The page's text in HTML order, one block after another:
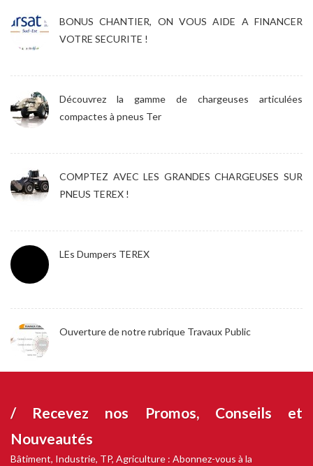
BONUS CHANTIER, ON VOUS AIDE A FINANCER
VOTRE SECURITE !
Découvrez la gamme de chargeuses articulées
compactes à pneus Ter
COMPTEZ AVEC LES GRANDES CHARGEUSES SUR
PNEUS TEREX !
LEs Dumpers TEREX
Ouverture de notre rubrique Travaux Public
/ Recevez nos Promos, Conseils et
Nouveautés
Bâtiment, Industrie, TP, Agriculture : Abonnez-vous à la